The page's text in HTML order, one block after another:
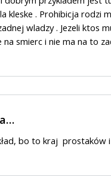
kleske . Prohibicja rodzi
wladzy . Jezeli ktos
smierc i nie ma na to
bo to kraj prostaków